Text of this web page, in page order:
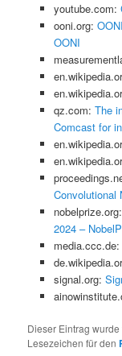
youtube.com:
ooni.org:
OONI
qz.com: The
Comcast for
Convolutional
nobelprize.org:
2024 –
media.ccc.de:
signal.org:
Dieser Eintrag
Lesezeichen für den